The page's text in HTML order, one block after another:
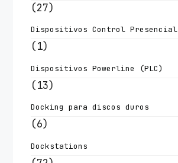
(27)
Dispositivos Control Presencial
(1)
Dispositivos Powerline (PLC)
(13)
Docking para discos duros
(6)
Dockstations